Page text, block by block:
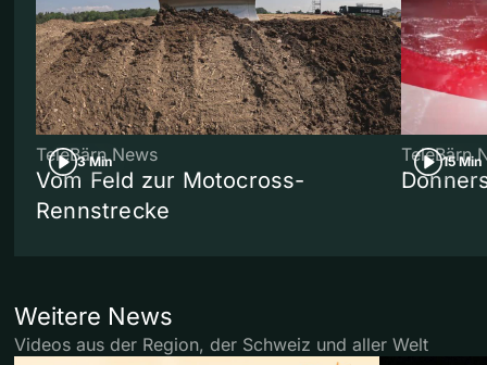
3 Min
TeleBärn News
Vom Feld zur Motocross-
Rennstrecke
15 Min
TeleBärn
Weitere News
Videos aus der Region, der Schweiz und aller Welt